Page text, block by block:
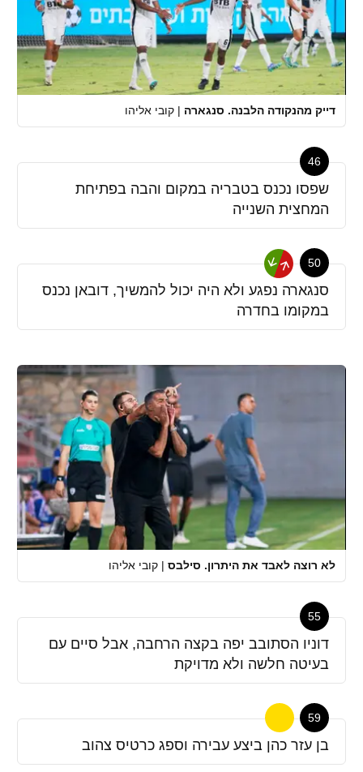
דייק מהנקודה הלבנה. סנגארה | קובי אליהו
46
שפסו נכנס בטבריה במקום והבה בפתיחת
המחצית השנייה
50
סנגארה נפגע ולא היה יכול להמשיך, דובאן נכנס
במקומו בחדרה
לא רוצה לאבד את היתרון. סילבס | קובי אליהו
55
דוניו הסתובב יפה בקצה הרחבה, אבל סיים עם
בעיטה חלשה ולא מדויקת
59
בן עזר כהן ביצע עבירה וספג כרטיס צהוב